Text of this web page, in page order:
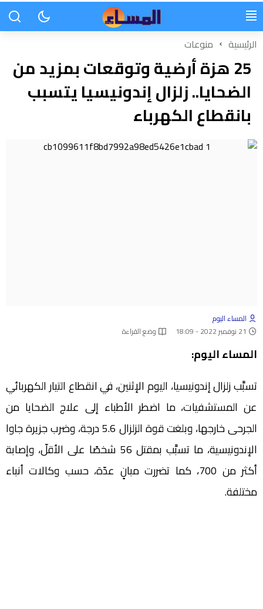
الرئيسية منوعات
25 هزة أرضية وتوقعات بمزيد من
الضحايا.. زلزال إندونيسيا يتسبب
بانقطاع الكهرباء
المساء اليوم
21 نوفمبر 2022 - 18:09
وضع القراءة
المساء اليوم:
تسبَّب زلزال إندونيسيا، اليوم الإثنين، في انقطاع التيار الكهربائي
عن المستشفيات، ما اضطر الأطباء إلى علاج الضحايا من
الجرحى خارجها، وبلغت قوة الزلزال 5.6 درجة، وضرب جزيرة جاوا
الإندونيسية، ما تسبَّب بمقتل 56 شخصًا على الأقلّ، وإصابة
أكثر من 700، كما تضررت مبانٍ عدّة، حسب وكالات أنباء
مختلفة.